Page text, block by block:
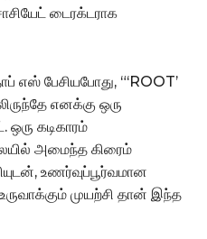
டைரக்டராக
எஸ் பேசியபோது, “‘ROOT’
எனக்கு ஒரு
ஒரு கடிகாரம்
அமைந்த கிரைம்
உணர்வுப்பூர்வமான
முயற்சி தான் இந்த